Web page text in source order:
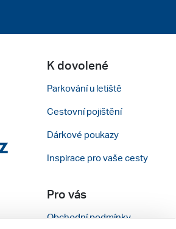
K dovolené
Parkování u letiště
Cestovní pojištění
Dárkové poukazy
Inspirace pro vaše cesty
Pro vás
Obchodní podmínky